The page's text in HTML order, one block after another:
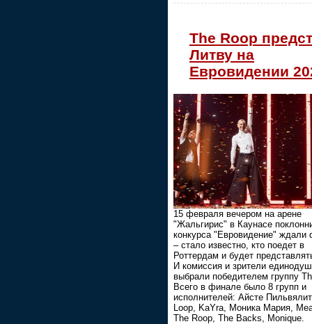
The Roop
Литву на
Евровидении
15 февраля вечером на арене
"Жальгирис" в Каунасе
конкурса "Евровидение" ждали
– стало известно, кто поедет в
Роттердам и будет
И комиссия и зрители
выбрали победителем группу
Всего в финале было 8 групп и
исполнителей: Айсте
Loop, KaYra, Моника Мария,
The Roop, The Backs, Monique.